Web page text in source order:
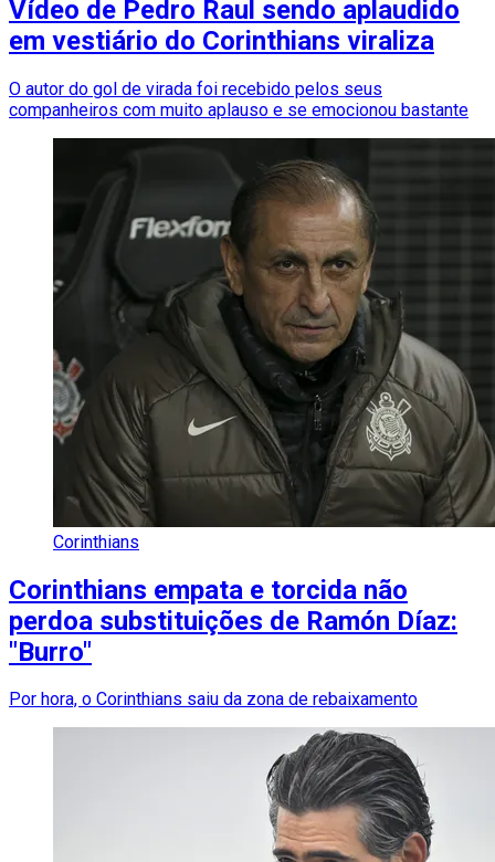
Vídeo de Pedro Raul sendo aplaudido
em vestiário do Corinthians viraliza
O autor do gol de virada foi recebido pelos seus
companheiros com muito aplauso e se emocionou bastante
Corinthians
Corinthians empata e torcida não
perdoa substituições de Ramón Díaz:
"Burro"
Por hora, o Corinthians saiu da zona de rebaixamento